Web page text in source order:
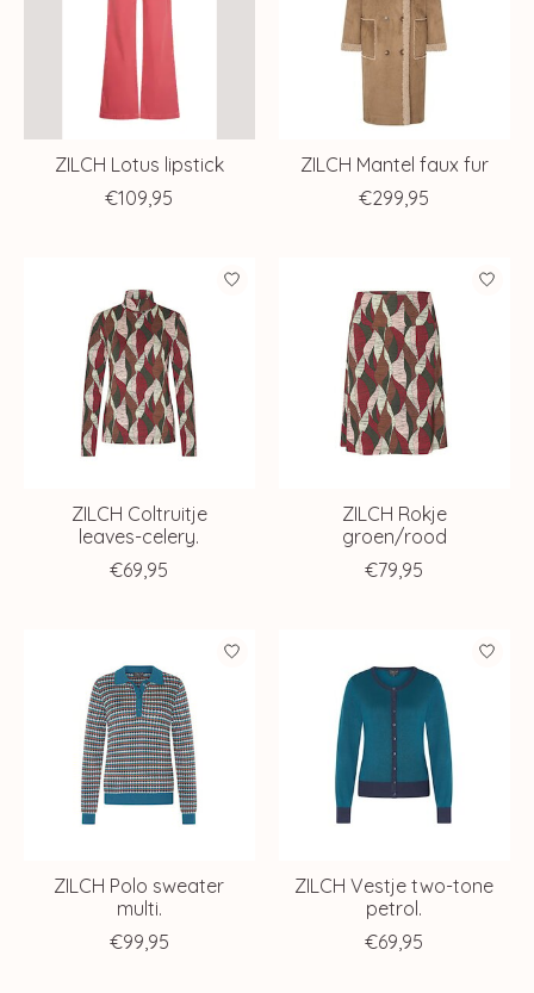
ZILCH Lotus lipstick
€109,95
ZILCH Mantel faux fur
€299,95
ZILCH Coltruitje
leaves-celery.
€69,95
ZILCH Rokje
groen/rood
€79,95
ZILCH Polo sweater
multi.
€99,95
ZILCH Vestje two-tone
petrol.
€69,95